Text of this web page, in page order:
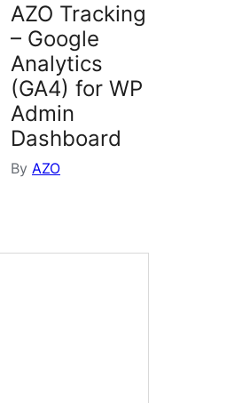
AZO Tracking
– Google
Analytics
(GA4) for WP
Admin
Dashboard
By AZO